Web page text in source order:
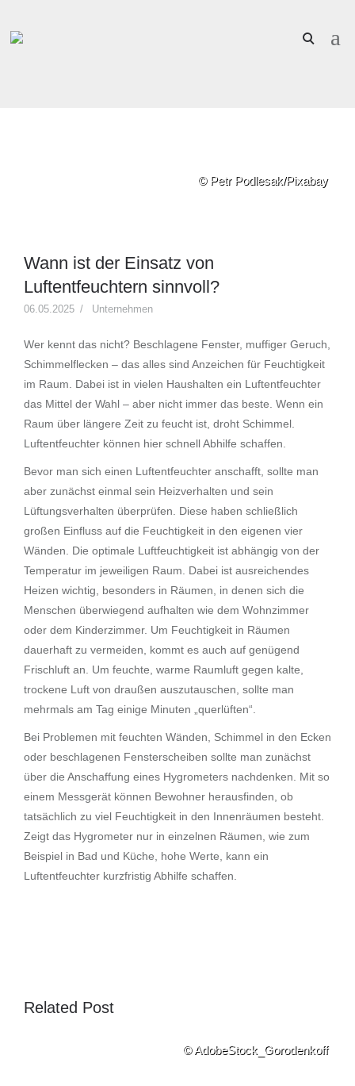
© Petr Podlesak/Pixabay
Wann ist der Einsatz von
Luftentfeuchtern sinnvoll?
06.05.2025 Unternehmen
Wer kennt das nicht? Beschlagene Fenster, muffiger Geruch,
Schimmelflecken – das alles sind Anzeichen für Feuchtigkeit
im Raum. Dabei ist in vielen Haushalten ein Luftentfeuchter
das Mittel der Wahl – aber nicht immer das beste. Wenn ein
Raum über längere Zeit zu feucht ist, droht Schimmel.
Luftentfeuchter können hier schnell Abhilfe schaffen.
Bevor man sich einen Luftentfeuchter anschafft, sollte man
aber zunächst einmal sein Heizverhalten und sein
Lüftungsverhalten überprüfen. Diese haben schließlich
großen Einfluss auf die Feuchtigkeit in den eigenen vier
Wänden. Die optimale Luftfeuchtigkeit ist abhängig von der
Temperatur im jeweiligen Raum. Dabei ist ausreichendes
Heizen wichtig, besonders in Räumen, in denen sich die
Menschen überwiegend aufhalten wie dem Wohnzimmer
oder dem Kinderzimmer. Um Feuchtigkeit in Räumen
dauerhaft zu vermeiden, kommt es auch auf genügend
Frischluft an. Um feuchte, warme Raumluft gegen kalte,
trockene Luft von draußen auszutauschen, sollte man
mehrmals am Tag einige Minuten „querlüften“.
Bei Problemen mit feuchten Wänden, Schimmel in den Ecken
oder beschlagenen Fensterscheiben sollte man zunächst
über die Anschaffung eines Hygrometers nachdenken. Mit so
einem Messgerät können Bewohner herausfinden, ob
tatsächlich zu viel Feuchtigkeit in den Innenräumen besteht.
Zeigt das Hygrometer nur in einzelnen Räumen, wie zum
Beispiel in Bad und Küche, hohe Werte, kann ein
Luftentfeuchter kurzfristig Abhilfe schaffen.
Related Post
© AdobeStock_Gorodenkoff